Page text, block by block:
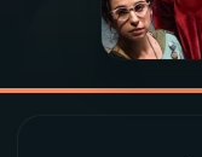
05PODCASTS